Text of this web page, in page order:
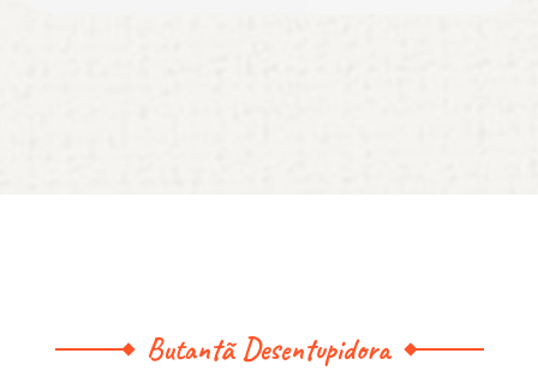
Butantã Desentupidora